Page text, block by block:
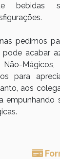
bebidas
pedimos
pode acabar
Não-
para
aos
empunhando